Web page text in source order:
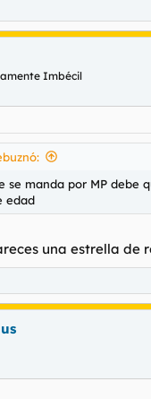
Imbécil
se manda por MP debe
edad
una estrella de